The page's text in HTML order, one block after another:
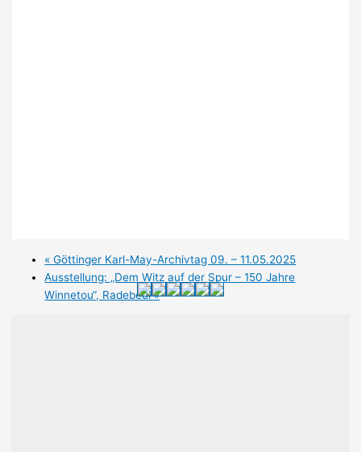
« Göttinger Karl-May-Archivtag 09. – 11.05.2025
Ausstellung: „Dem Witz auf der Spur – 150 Jahre
Winnetou“, Radebeul»